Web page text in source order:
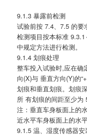
9.1.3 暴露前检测
试验前按 7.4、7.5 的要
检测项目按本标准 9.3.1
中规定方法进行检测。
9.1.4 划痕处理
整车投入试验时,应在确
向(X)与 垂直方向(Y)的
划痕和垂直划痕。划痕
所 有划痕的间距至少为
注：垂直车身板面上的
近水平车身板面上的水
9.1.5 温、湿度传感器安